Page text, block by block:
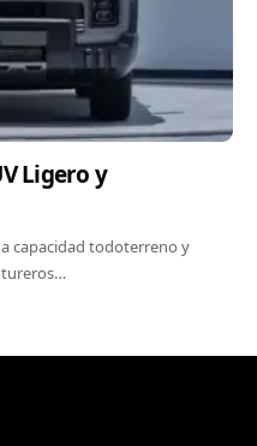
Ligero y
capacidad todoterreno y